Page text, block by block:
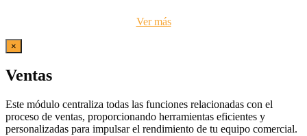
Ver más
×
Ventas
Este módulo centraliza todas las funciones relacionadas con el
proceso de ventas, proporcionando herramientas eficientes y
personalizadas para impulsar el rendimiento de tu equipo comercial.